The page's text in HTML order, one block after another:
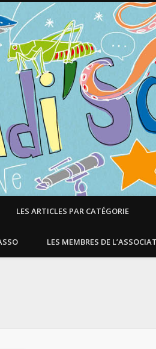
LES ARTICLES PAR CATÉGORIE
LES MEMBRES DE